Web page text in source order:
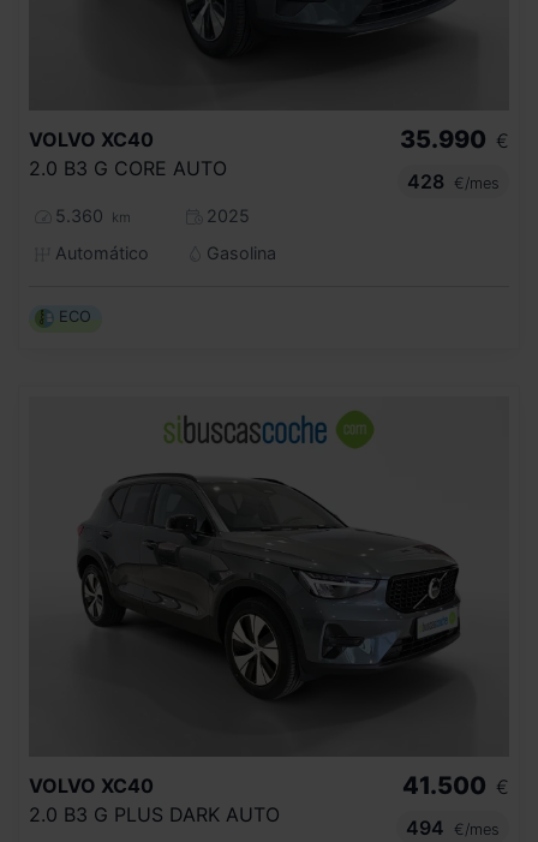
VOLVO XC40
2.0 B3 G CORE AUTO
5.360 km
2025
Automático
Gasolina
35.990 €
428
€/mes
ECO
VOLVO XC40
2.0 B3 G PLUS DARK AUTO
41.500 €
494
€/mes